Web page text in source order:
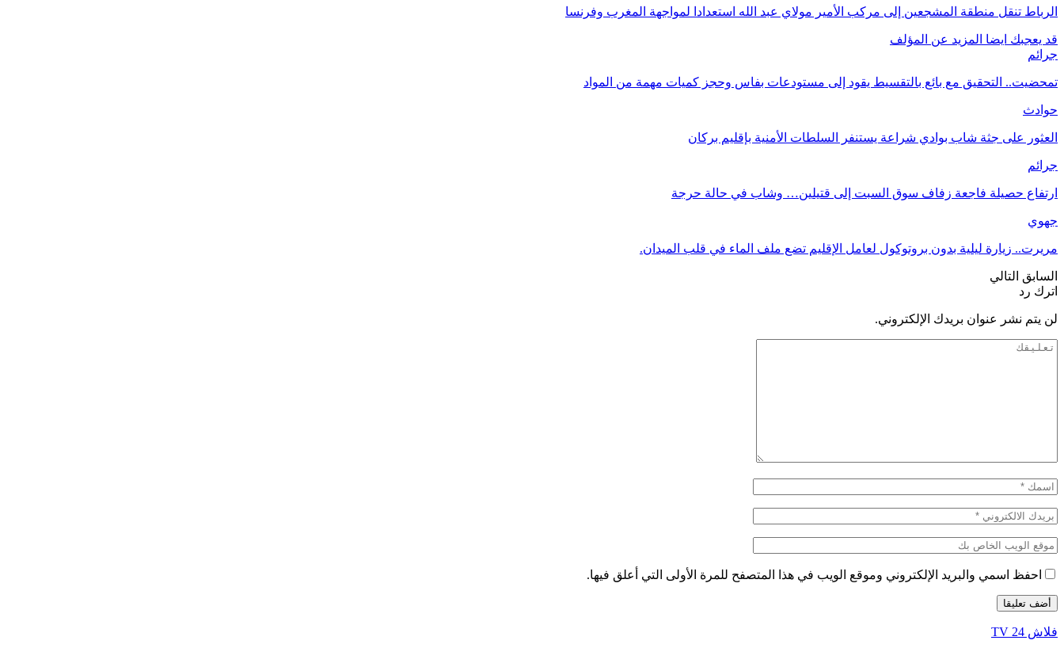
الرباط تنقل منطقة المشجعين إلى مركب الأمير مولاي عبد الله استعدادا لمواجهة المغرب وفرنسا
قد يعجبك ايضا المزيد عن المؤلف
جرائم
تمحضيت.. التحقيق مع بائع بالتقسيط يقود إلى مستودعات بفاس وحجز كميات مهمة من المواد
حوادث
العثور على جثة شاب بوادي شراعة يستنفر السلطات الأمنية بإقليم بركان
جرائم
ارتفاع حصيلة فاجعة زفاف سوق السبت إلى قتيلين… وشاب في حالة حرجة
جهوي
مريرت.. زيارة ليلية بدون بروتوكول لعامل الإقليم تضع ملف الماء في قلب الميدان.
السابق التالي
اترك رد
لن يتم نشر عنوان بريدك الإلكتروني.
احفظ اسمي والبريد الإلكتروني وموقع الويب في هذا المتصفح للمرة الأولى التي أعلق فيها.
فلاش 24 TV